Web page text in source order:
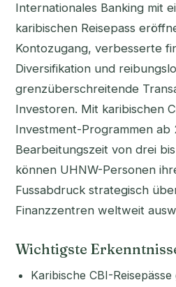
Internationales Banking mit
karibischen Reisepass
Kontozugang, verbesserte
Diversifikation und
grenzüberschreitende
Investoren. Mit karibischen
Investment-Programmen
Bearbeitungszeit von drei
können UHNW-Personen
Fussabdruck strategisch
Finanzzentren weltweit
Wichtigste
Karibische CBI-